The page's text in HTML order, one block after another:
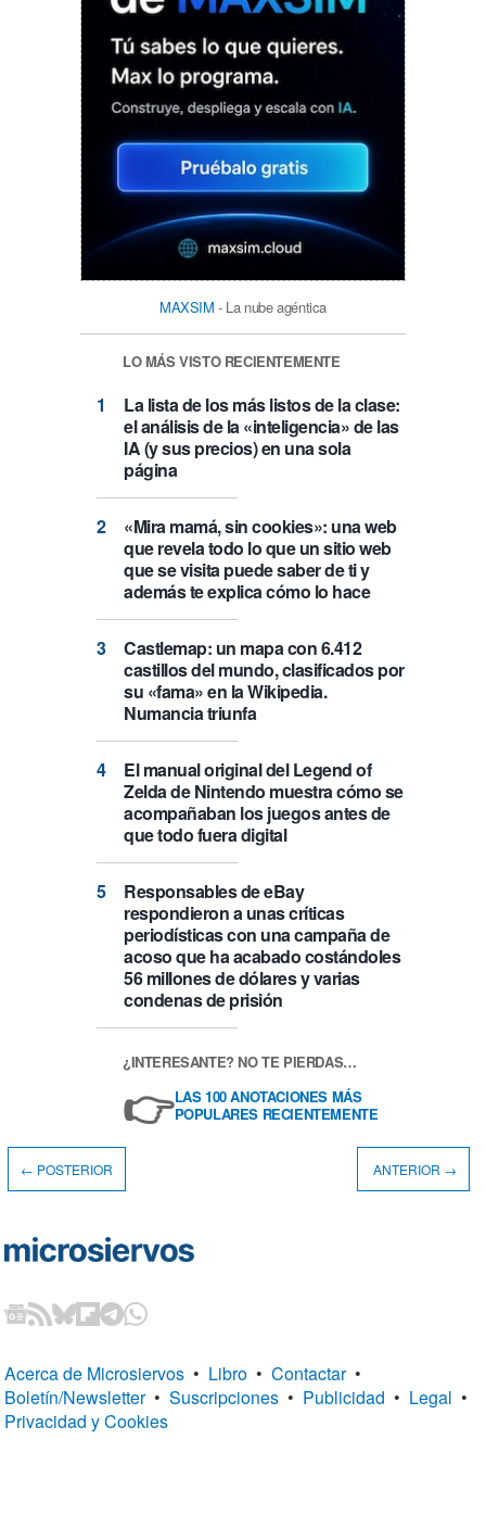
MAXSIM - La nube agéntica
LO MÁS VISTO RECIENTEMENTE
La lista de los más listos de la clase:
el análisis de la «inteligencia» de las
IA (y sus precios) en una sola
página
«Mira mamá, sin cookies»: una web
que revela todo lo que un sitio web
que se visita puede saber de ti y
además te explica cómo lo hace
Castlemap: un mapa con 6.412
castillos del mundo, clasificados por
su «fama» en la Wikipedia.
Numancia triunfa
El manual original del Legend of
Zelda de Nintendo muestra cómo se
acompañaban los juegos antes de
que todo fuera digital
Responsables de eBay
respondieron a unas críticas
periodísticas con una campaña de
acoso que ha acabado costándoles
56 millones de dólares y varias
condenas de prisión
¿INTERESANTE? NO TE PIERDAS…
👉LAS 100 ANOTACIONES MÁS
POPULARES RECIENTEMENTE
← POSTERIOR ANTERIOR →
Acerca de Microsiervos • Libro • Contactar •
Boletín/Newsletter • Suscripciones • Publicidad • Legal •
Privacidad y Cookies